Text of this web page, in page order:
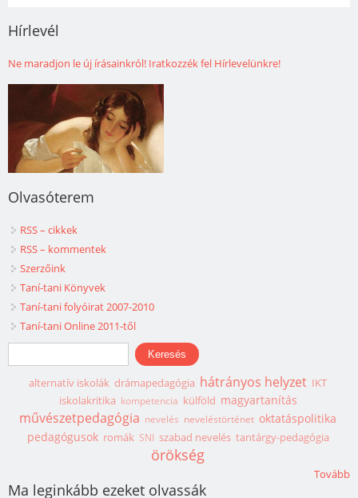
Hírlevél
Ne maradjon le új írásainkról! Iratkozzék fel Hírlevelünkre!
Olvasóterem
RSS – cikkek
RSS – kommentek
Szerzőink
Taní-tani Könyvek
Taní-tani folyóirat 2007-2010
Taní-tani Online 2011-től
Keresés űrlap
Keresés
alternatív iskolák drámapedagógia hátrányos helyzet IKT
iskolakritika kompetencia külföld magyartanítás
művészetpedagógia nevelés neveléstörténet oktatáspolitika
pedagógusok romák SNI szabad nevelés tantárgy-pedagógia
örökség
Tovább
Ma leginkább ezeket olvassák